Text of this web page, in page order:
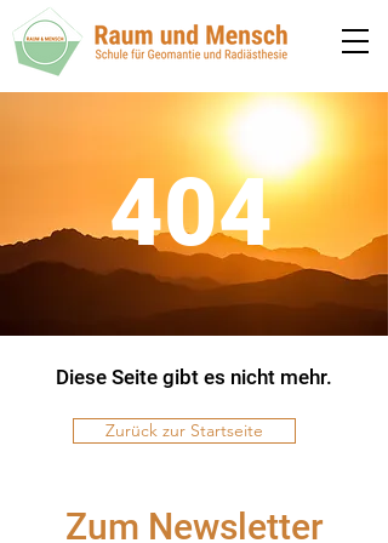
404
Diese Seite gibt es nicht mehr.
Zurück zur Startseite
Zum Newsletter